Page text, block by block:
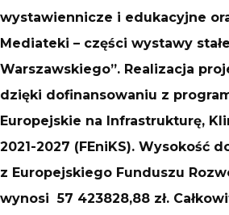
wystawiennicze i edukacyjne
Mediateki – części wystawy
Warszawskiego”. Realizacja
dzięki dofinansowaniu z
Europejskie na Infrastrukturę,
2021-2027 (FEniKS). Wysokość
z Europejskiego Funduszu
wynosi 57 423828,88 zł.